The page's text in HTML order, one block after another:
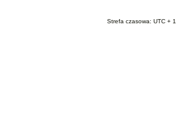
Strefa czasowa: UTC + 1